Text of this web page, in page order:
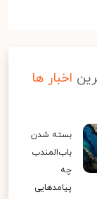
اخبار ها
بسته شدن
باب‌المندب
چه
پیامدهایی